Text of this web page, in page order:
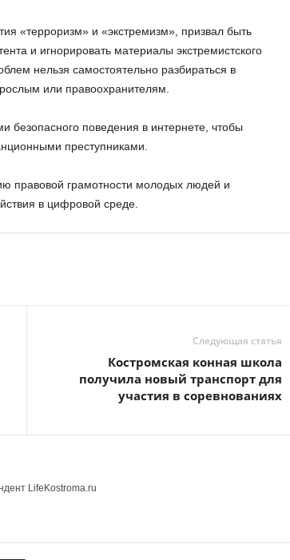
«терроризм» и «экстремизм», призвал быть
и игнорировать материалы экстремистского
нельзя самостоятельно разбираться в
или правоохранителям.
безопасного поведения в интернете, чтобы
преступниками.
правовой грамотности молодых людей и
в цифровой среде.
Следующая статья
Костромская конная школа
получила новый транспорт для
участия в соревнованиях
LifeKostroma.ru